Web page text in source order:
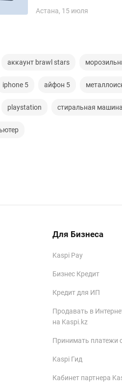
Астана, 15 июля
аккаунт brawl stars
iphone 5 айфон 5
playstation стиральная машина
Для Бизнеса
Kaspi Pay
Бизнес Кредит
Кредит для ИП
Продавать в
на Kaspi.kz
Принимать платежи
Kaspi Гид
Кабинет партнера